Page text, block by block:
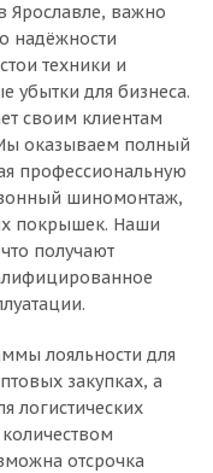
Ярославле, важно
надёжности
техники и
убытки для бизнеса.
своим клиентам
оказываем полный
профессиональную
шиномонтаж,
покрышек. Наши
получают
лояльности для
закупках, а
логистических
отсрочка